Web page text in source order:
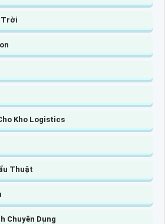
Trời
Kho Logistics
Thuật
Chuyên Dụng